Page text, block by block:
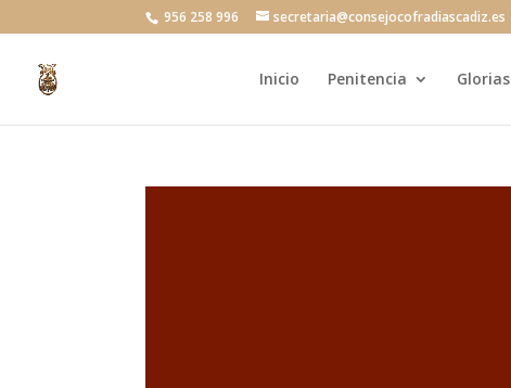
956 258 996 secretaria@consejocofradiascadiz.es
Inicio Penitencia Glorias